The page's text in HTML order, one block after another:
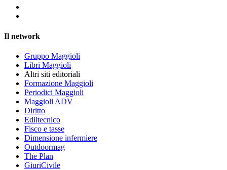
Il network
Gruppo Maggioli
Libri Maggioli
Altri siti editoriali
Formazione Maggioli
Periodici Maggioli
Maggioli ADV
Diritto
Ediltecnico
Fisco e tasse
Dimensione infermiere
Outdoormag
The Plan
GiuriCivile